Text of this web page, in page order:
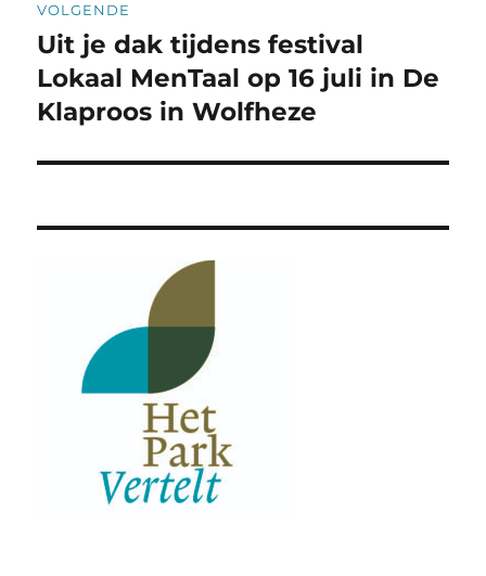
navigatie
VOLGENDE
Volgend
bericht:
Uit je dak tijdens festival
Lokaal MenTaal op 16 juli in De
Klaproos in Wolfheze